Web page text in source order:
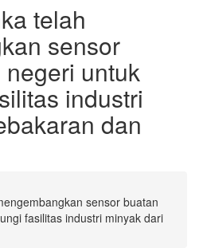
telah
sensor
untuk
industri
dan
sensor buatan
fasilitas industri minyak dari